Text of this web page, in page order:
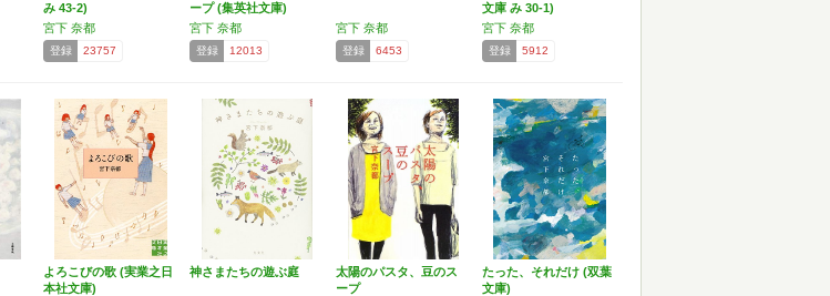
み 43-2)
宮下 奈都
登録 23757
ープ (集英社文庫)
宮下 奈都
登録 12013
宮下 奈都
登録 6453
文庫 み 30-1)
宮下 奈都
登録 5912
よろこびの歌 (実業之日
本社文庫)
神さまたちの遊ぶ庭
太陽のパスタ、豆のス
ープ
たった、それだけ (双葉
文庫)